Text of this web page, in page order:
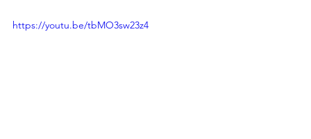
https://youtu.be/tbMO3sw23z4